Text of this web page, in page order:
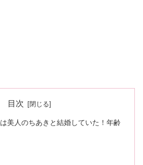
目次
美人のちあきと結婚していた！年齢